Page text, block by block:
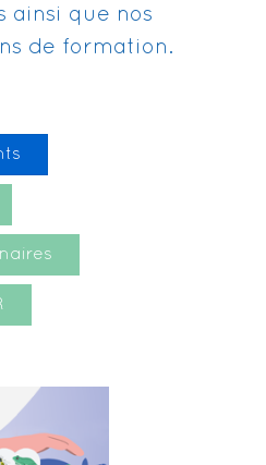
ainsi que nos
de formation.